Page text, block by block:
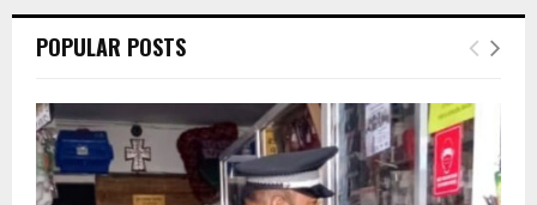
POPULAR POSTS